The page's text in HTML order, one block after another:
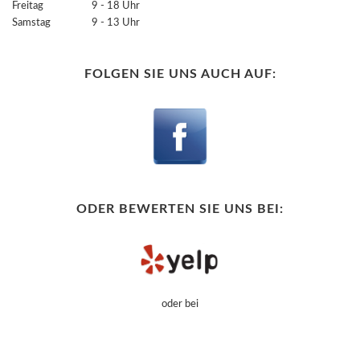
Freitag 9 - 18 Uhr
Samstag 9 - 13 Uhr
FOLGEN SIE UNS AUCH AUF:
ODER BEWERTEN SIE UNS BEI:
oder bei